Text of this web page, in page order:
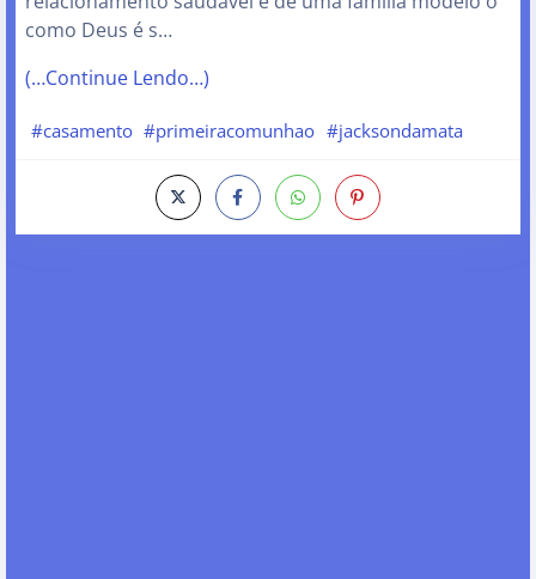
como Deus é s…
(…Continue Lendo…)
#casamento #primeiracomunhao #jacksondamata